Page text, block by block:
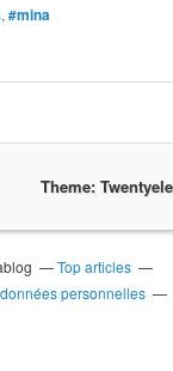
, #mina
Theme:
Top articles
personnelles